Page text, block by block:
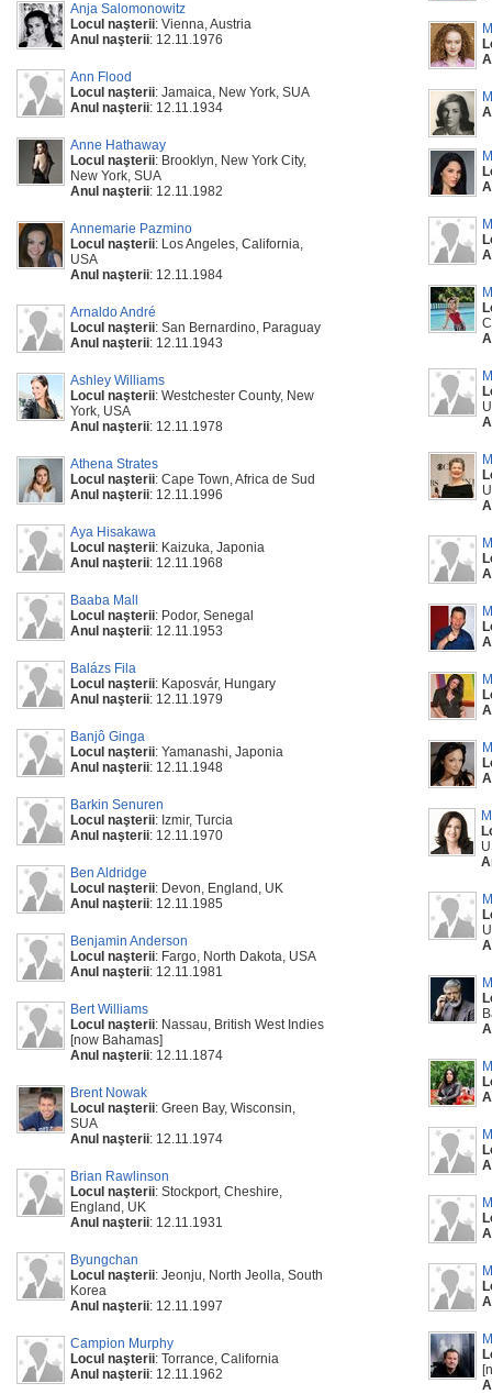
Anja Salomonowitz
Locul naşterii: Vienna, Austria
Anul naşterii: 12.11.1976
Ann Flood
Locul naşterii: Jamaica, New York, SUA
Anul naşterii: 12.11.1934
Anne Hathaway
Locul naşterii: Brooklyn, New York City,
New York, SUA
Anul naşterii: 12.11.1982
Annemarie Pazmino
Locul naşterii: Los Angeles, California,
USA
Anul naşterii: 12.11.1984
Arnaldo André
Locul naşterii: San Bernardino, Paraguay
Anul naşterii: 12.11.1943
Ashley Williams
Locul naşterii: Westchester County, New
York, USA
Anul naşterii: 12.11.1978
Athena Strates
Locul naşterii: Cape Town, Africa de Sud
Anul naşterii: 12.11.1996
Aya Hisakawa
Locul naşterii: Kaizuka, Japonia
Anul naşterii: 12.11.1968
Baaba Mall
Locul naşterii: Podor, Senegal
Anul naşterii: 12.11.1953
Balázs Fila
Locul naşterii: Kaposvár, Hungary
Anul naşterii: 12.11.1979
Banjô Ginga
Locul naşterii: Yamanashi, Japonia
Anul naşterii: 12.11.1948
Barkin Senuren
Locul naşterii: Izmir, Turcia
Anul naşterii: 12.11.1970
Ben Aldridge
Locul naşterii: Devon, England, UK
Anul naşterii: 12.11.1985
Benjamin Anderson
Locul naşterii: Fargo, North Dakota, USA
Anul naşterii: 12.11.1981
Bert Williams
Locul naşterii: Nassau, British West Indies
[now Bahamas]
Anul naşterii: 12.11.1874
Brent Nowak
Locul naşterii: Green Bay, Wisconsin,
SUA
Anul naşterii: 12.11.1974
Brian Rawlinson
Locul naşterii: Stockport, Cheshire,
England, UK
Anul naşterii: 12.11.1931
Byungchan
Locul naşterii: Jeonju, North Jeolla, South
Korea
Anul naşterii: 12.11.1997
Campion Murphy
Locul naşterii: Torrance, California
Anul naşterii: 12.11.1962